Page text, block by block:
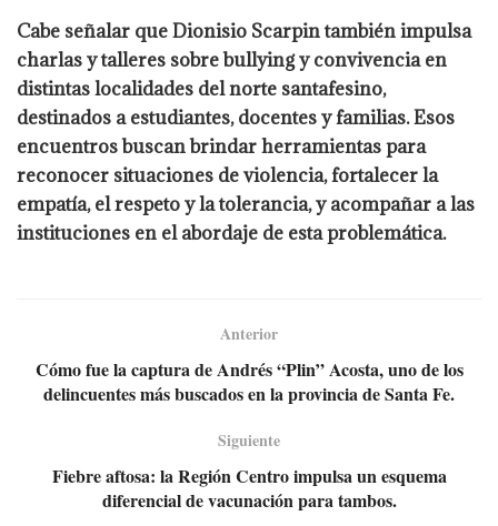
Cabe señalar que Dionisio Scarpin también impulsa
charlas y talleres sobre bullying y convivencia en
distintas localidades del norte santafesino,
destinados a estudiantes, docentes y familias. Esos
encuentros buscan brindar herramientas para
reconocer situaciones de violencia, fortalecer la
empatía, el respeto y la tolerancia, y acompañar a las
instituciones en el abordaje de esta problemática.
Anterior
Cómo fue la captura de Andrés “Plin” Acosta, uno de los
delincuentes más buscados en la provincia de Santa Fe.
Siguiente
Fiebre aftosa: la Región Centro impulsa un esquema
diferencial de vacunación para tambos.